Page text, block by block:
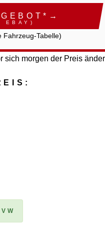
EBAY)
Fahrzeug-Tabelle)
sich morgen der Preis